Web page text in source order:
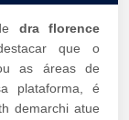
dra florence
que o
as áreas de
plataforma, é
demarchi atue